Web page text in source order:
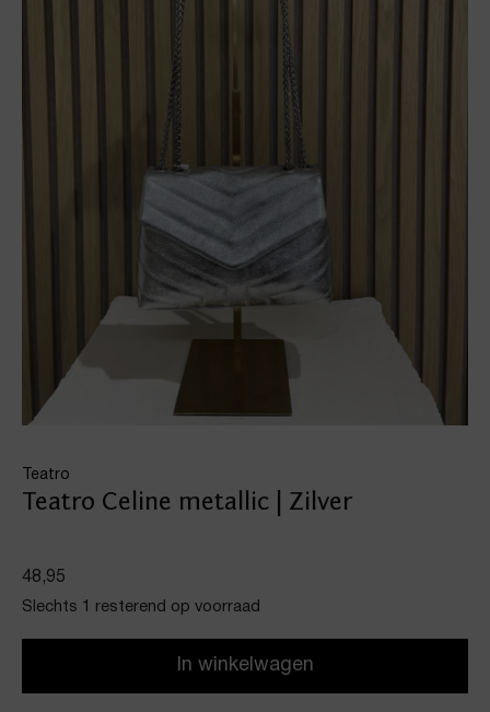
Teatro
Teatro Celine metallic | Zilver
48,95
Slechts 1 resterend op voorraad
In winkelwagen